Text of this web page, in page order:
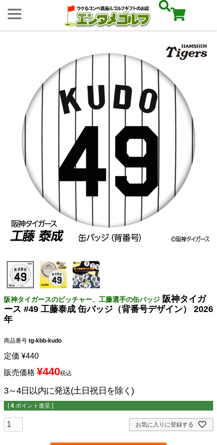
阪神タイガースのピッチャー、工藤選手の缶バッジ 阪神タイガ
ース #49 工藤泰成 缶バッジ（背番号デザイン） 2026
年
商品番号 tg-kbb-kudo
定価 ¥440
販売価格 ¥440税込
3～4日以内に発送(土日祝日を除く)
[ 4 ポイント進呈 ]
お気に入りに登録する